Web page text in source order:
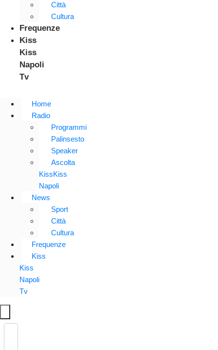
Città
Cultura
Frequenze
Kiss
Kiss
Napoli
Tv
Home
Radio
Programmi
Palinsesto
Speaker
Ascolta
KissKiss
Napoli
News
Sport
Città
Cultura
Frequenze
Kiss
Kiss
Napoli
Tv